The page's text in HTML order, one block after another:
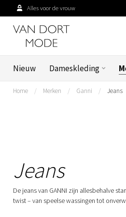
Alles voor de vrouw
Nieuw Dameskleding
Home / Merken / Ganni / Jeans
Jeans
De jeans van GANNI zijn allesbehalve
twist – van speelse wassingen tot